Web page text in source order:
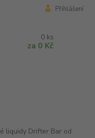
Přihlášení
0 ks
za 0 Kč
liquidy Drifter Bar od